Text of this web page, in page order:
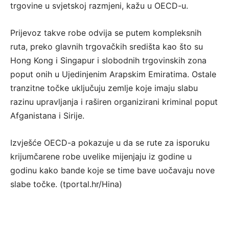
trgovine u svjetskoj razmjeni, kažu u OECD-u.
Prijevoz takve robe odvija se putem kompleksnih
ruta, preko glavnih trgovačkih središta kao što su
Hong Kong i Singapur i slobodnih trgovinskih zona
poput onih u Ujedinjenim Arapskim Emiratima. Ostale
tranzitne točke uključuju zemlje koje imaju slabu
razinu upravljanja i raširen organizirani kriminal poput
Afganistana i Sirije.
Izvješće OECD-a pokazuje u da se rute za isporuku
krijumčarene robe uvelike mijenjaju iz godine u
godinu kako bande koje se time bave uočavaju nove
slabe točke. (tportal.hr/Hina)